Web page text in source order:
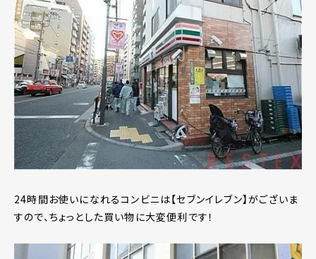
24時間お使いになれるコンビニは【セブンイレブン】がございま
すので、ちょっとした買い物に大変便利です！